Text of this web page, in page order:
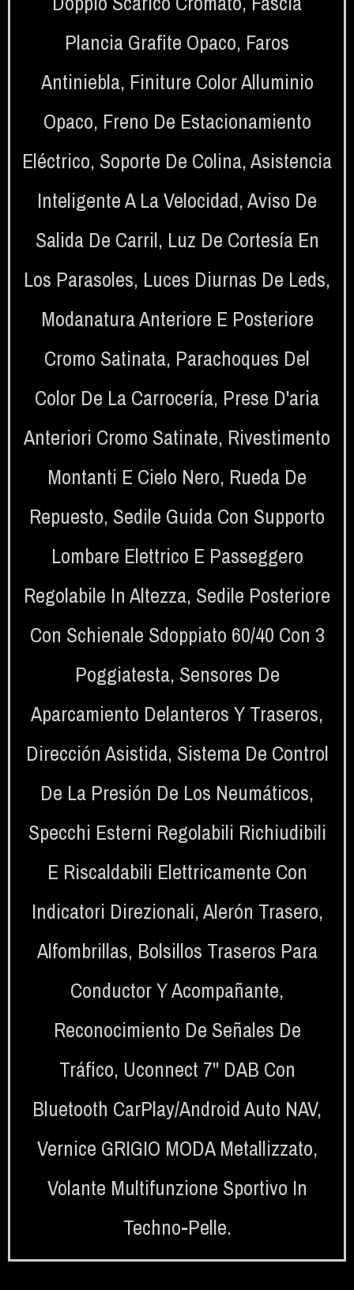
Plancia Grafite Opaco, Faros
Antiniebla, Finiture Color Alluminio
Opaco, Freno De Estacionamiento
Eléctrico, Soporte De Colina,Asistencia
Inteligente A La Velocidad,Aviso De
Salida De Carril, Luz De Cortesía En
Los Parasoles, Luces Diurnas De Leds,
Modanatura Anteriore E Posteriore
Cromo Satinata, Parachoques Del
Color De La Carrocería, Prese D'aria
Anteriori Cromo Satinate, Rivestimento
Montanti E Cielo Nero, Rueda De
Repuesto, Sedile Guida Con Supporto
Lombare Elettrico E Passeggero
Regolabile In Altezza, Sedile Posteriore
Con Schienale Sdoppiato 60/40 Con 3
Poggiatesta, Sensores De
Aparcamiento Delanteros Y Traseros,
Dirección Asistida, Sistema De Control
De La Presión De Los Neumáticos,
Specchi Esterni Regolabili Richiudibili
E Riscaldabili Elettricamente Con
Indicatori Direzionali,Alerón Trasero,
Alfombrillas, Bolsillos Traseros Para
Conductor Y Acompañante,
Reconocimiento De Señales De
Tráfico, Uconnect 7'' DAB Con
Bluetooth CarPlay/Android Auto NAV,
Vernice GRIGIO MODA Metallizzato,
Volante Multifunzione Sportivo In
Techno-Pelle.